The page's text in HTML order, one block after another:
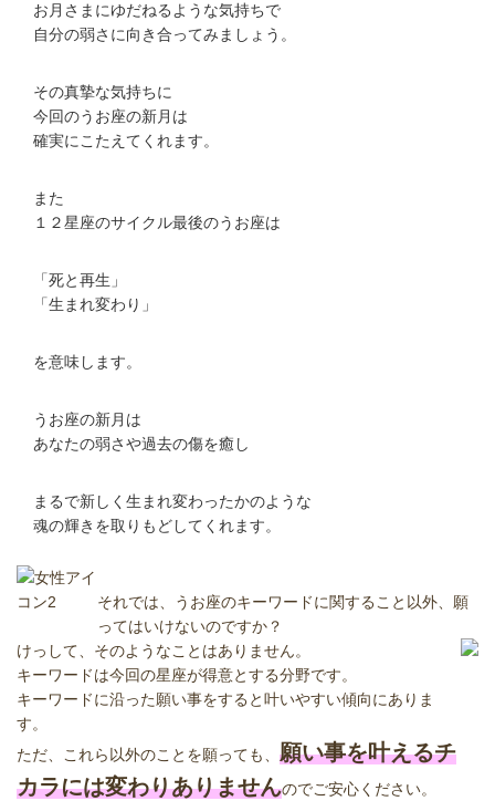
お月さまにゆだねるような気持ちで
自分の弱さに向き合ってみましょう。
その真摯な気持ちに
今回のうお座の新月は
確実にこたえてくれます。
また
１２星座のサイクル最後のうお座は
「死と再生」
「生まれ変わり」
を意味します。
うお座の新月は
あなたの弱さや過去の傷を癒し
まるで新しく生まれ変わったかのような
魂の輝きを取りもどしてくれます。
それでは、うお座のキーワードに関すること以外、願
ってはいけないのですか？
けっして、そのようなことはありません。
キーワードは今回の星座が得意とする分野です。
キーワードに沿った願い事をすると叶いやすい傾向にありま
す。
ただ、これら以外のことを願っても、 願い事を叶えるチ
カラには変わりありませんのでご安心ください。